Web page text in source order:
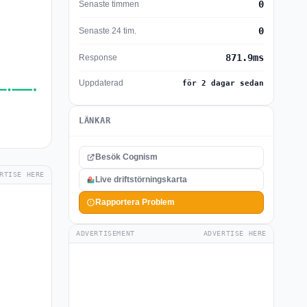
HERE
Senaste timmen 0
Senaste 24 tim. 0
Response 871.9ms
Uppdaterad för 2 dagar sedan
LÄNKAR
Besök Cognism
Live driftstörningskarta
Rapportera Problem
ADVERTISEMENT ADVERTISE HERE